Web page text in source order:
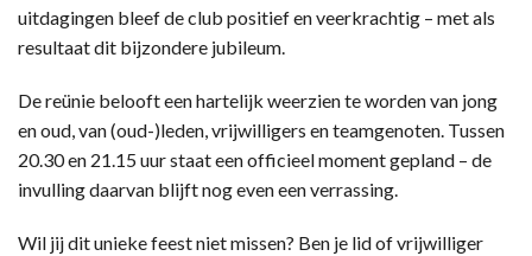
uitdagingen bleef de club positief en veerkrachtig – met als
resultaat dit bijzondere jubileum.
De reünie belooft een hartelijk weerzien te worden van jong
en oud, van (oud-)leden, vrijwilligers en teamgenoten. Tussen
20.30 en 21.15 uur staat een officieel moment gepland – de
invulling daarvan blijft nog even een verrassing.
Wil jij dit unieke feest niet missen? Ben je lid of vrijwilliger